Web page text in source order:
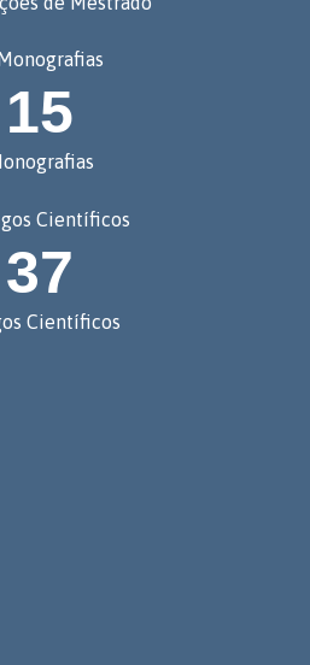
15
37
Científicos